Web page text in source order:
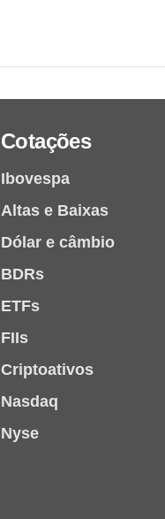
Cotações
Ibovespa
Altas e Baixas
Dólar e câmbio
BDRs
ETFs
FIIs
Criptoativos
Nasdaq
Nyse